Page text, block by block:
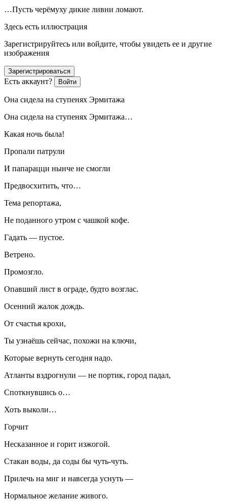
…Пусть черёмуху дикие ливни ломают.
Здесь есть иллюстрация
Зарегистрируйтесь или войдите, чтобы увидеть ее и другие
изображения
Зарегистрироваться
Есть аккаунт? Войти
Она сидела на ступенях Эрмитажа
Она сидела на ступенях Эрмитажа…
Какая ночь была!
Пропали патрули
И папарацци нынче не смогли
Предвосхитить, что…
Тема репортажа,
Не поданного утром с чашкой кофе.
Гадать — пустое.
Ветрено.
Промозгло.
Опавший лист в ограде, будто возглас.
Осенний жалок дождь.
От счастья крохи,
Ты узнаёшь сейчас, похожи на ключи,
Которые вернуть сегодня надо.
Атланты вздрогнули — не портик, город падал,
Споткнувшись о…
Хоть выколи…
Горчит
Несказанное и горит изжогой.
Стакан воды, да соды бы чуть-чуть.
Прилечь на миг и навсегда уснуть —
Нормальное желание живого.